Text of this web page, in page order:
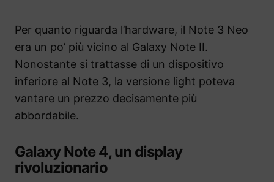
Per quanto riguarda l’hardware, il Note 3 Neo
era un po’ più vicino al Galaxy Note II.
Nonostante si trattasse di un dispositivo
inferiore al Note 3, la versione light poteva
vantare un prezzo decisamente più
abbordabile.
Galaxy Note 4, un display
rivoluzionario